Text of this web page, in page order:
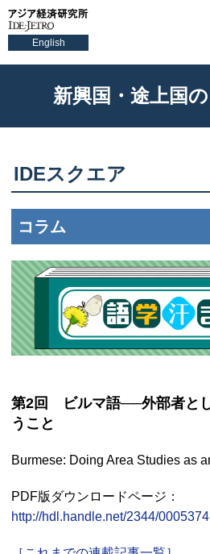
English
新興国・途上国
IDEスクエア
コラム
第2回 ビルマ語──外部者と
うこと
Burmese: Doing Area Studies as
PDF版ダウンロードページ：
http://hdl.handle.net/2344/